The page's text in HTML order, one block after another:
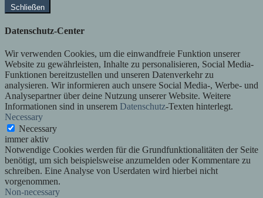
Schließen
Datenschutz-Center
Wir verwenden Cookies, um die einwandfreie Funktion unserer
Website zu gewährleisten, Inhalte zu personalisieren, Social Media-
Funktionen bereitzustellen und unseren Datenverkehr zu
analysieren. Wir informieren auch unsere Social Media-, Werbe- und
Analysepartner über deine Nutzung unserer Website. Weitere
Informationen sind in unserem Datenschutz-Texten hinterlegt.
Necessary
Necessary
immer aktiv
Notwendige Cookies werden für die Grundfunktionalitäten der Seite
benötigt, um sich beispielsweise anzumelden oder Kommentare zu
schreiben. Eine Analyse von Userdaten wird hierbei nicht
vorgenommen.
Non-necessary